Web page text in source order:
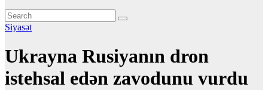
Siyasət
Ukrayna Rusiyanın dron
istehsal edən zavodunu vurdu